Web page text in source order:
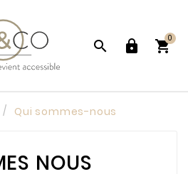
  
0
Qui sommes-nous
NOUS